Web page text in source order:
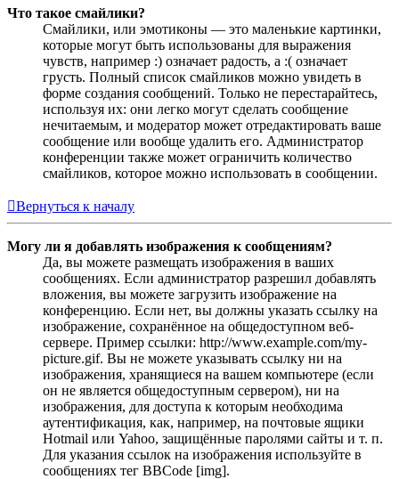
Что такое смайлики?
Смайлики, или эмотиконы — это маленькие картинки,
которые могут быть использованы для выражения
чувств, например :) означает радость, а :( означает
грусть. Полный список смайликов можно увидеть в
форме создания сообщений. Только не перестарайтесь,
используя их: они легко могут сделать сообщение
нечитаемым, и модератор может отредактировать ваше
сообщение или вообще удалить его. Администратор
конференции также может ограничить количество
смайликов, которое можно использовать в сообщении.
Вернуться к началу
Могу ли я добавлять изображения к сообщениям?
Да, вы можете размещать изображения в ваших
сообщениях. Если администратор разрешил добавлять
вложения, вы можете загрузить изображение на
конференцию. Если нет, вы должны указать ссылку на
изображение, сохранённое на общедоступном веб-
сервере. Пример ссылки: http://www.example.com/my-
picture.gif. Вы не можете указывать ссылку ни на
изображения, хранящиеся на вашем компьютере (если
он не является общедоступным сервером), ни на
изображения, для доступа к которым необходима
аутентификация, как, например, на почтовые ящики
Hotmail или Yahoo, защищённые паролями сайты и т. п.
Для указания ссылок на изображения используйте в
сообщениях тег BBCode [img].